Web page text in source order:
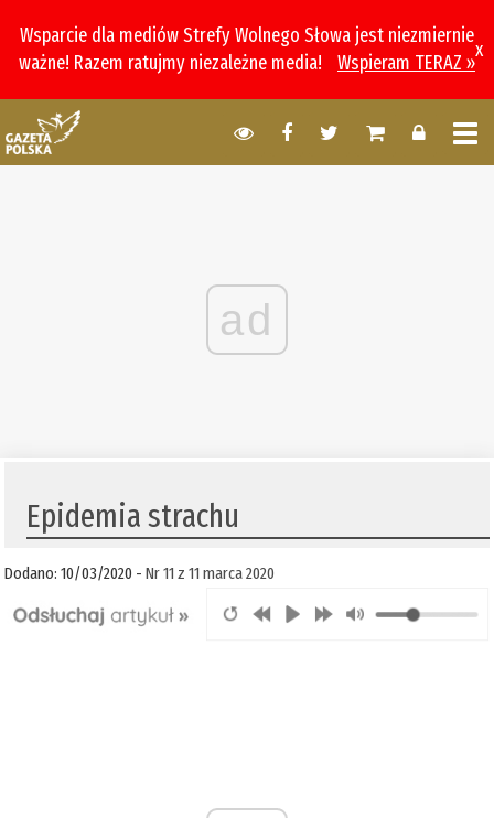
Wsparcie dla mediów Strefy Wolnego Słowa jest niezmiernie
ważne! Razem ratujmy niezależne media!
Wspieram TERAZ »
x
ad
Epidemia strachu
Dodano: 10/03/2020 -Nr 11 z 11 marca 2020